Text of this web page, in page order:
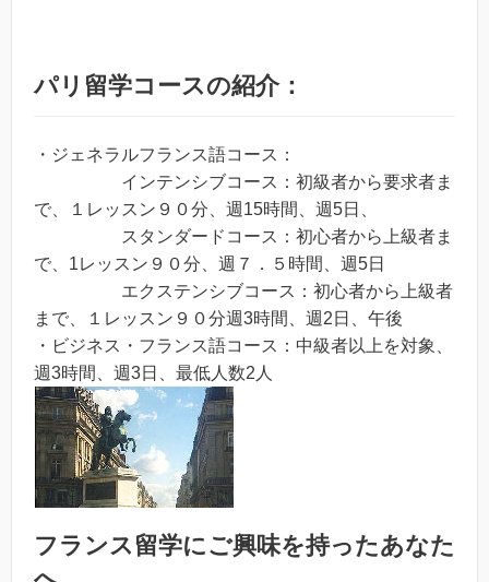
パリ留学コースの紹介：
・ジェネラルフランス語コース：
インテンシブコース：初級者から要求者ま
で、１レッスン９０分、週15時間、週5日、
スタンダードコース：初心者から上級者ま
で、1レッスン９０分、週７．５時間、週5日
エクステンシブコース：初心者から上級者
まで、１レッスン９０分週3時間、週2日、午後
・ビジネス・フランス語コース：中級者以上を対象、
週3時間、週3日、最低人数2人
フランス留学にご興味を持ったあなた